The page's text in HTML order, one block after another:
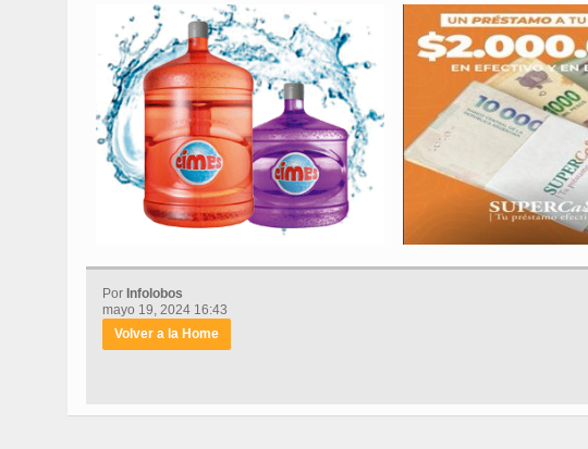
Por Infolobos
mayo 19, 2024 16:43
Volver a la Home